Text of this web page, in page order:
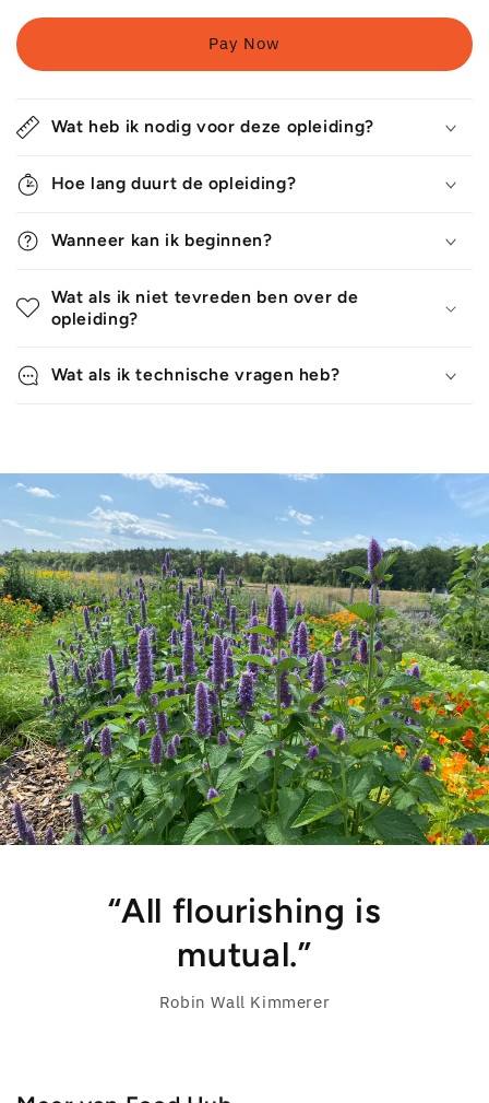
Pay Now
Wat heb ik nodig voor deze opleiding?
Hoe lang duurt de opleiding?
Wanneer kan ik beginnen?
Wat als ik niet tevreden ben over de
opleiding?
Wat als ik technische vragen heb?
“All flourishing is
mutual.”
Robin Wall Kimmerer